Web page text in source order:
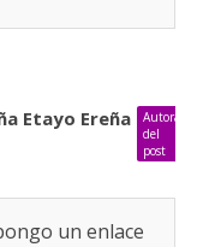
Etayo Ereña
Autora
del
post
un enlace